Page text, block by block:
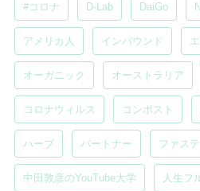
#コロナ D-Lab DaiGo
アメリカ人 インバウンド
オーガニック オーストラリア
コロナウィルス コンポスト
ハーブ パートナー ファス
中田敦彦のYouTube大学 人生フ